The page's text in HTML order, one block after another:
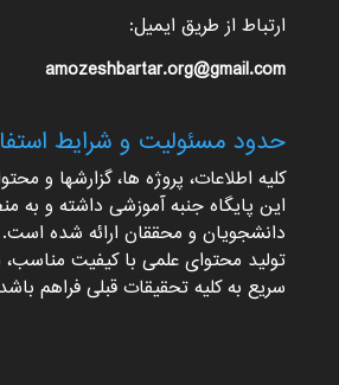
ارتباط از طریق ایمیل:
amozeshbartar.org@gmail.com
حدود مسئولیت و شرایط
کلیه اطلاعات، پروژه ها، گزارشها و
این پایگاه جنبه آموزشی داشته و به
دانشجویان و محققان ارائه شده است.
تولید محتوای علمی با کیفیت
سریع به کلیه تحقیقات قبلی فراهم